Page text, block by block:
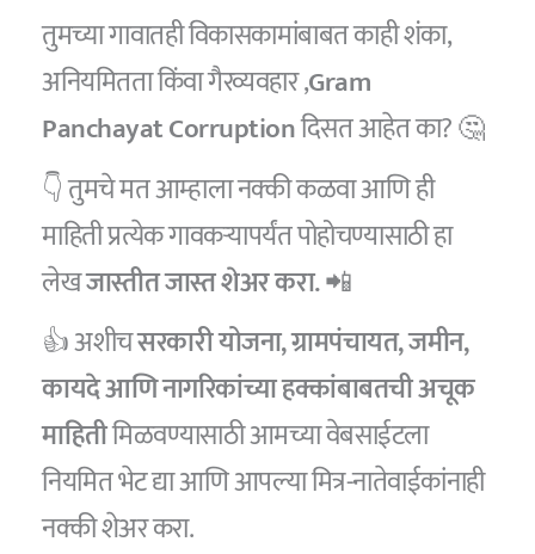
तुमच्या गावातही विकासकामांबाबत काही शंका,
अनियमितता किंवा गैरव्यवहार ,Gram
Panchayat Corruptionदिसत आहेत का? 🤔
👇 तुमचे मत आम्हाला नक्की कळवा आणि ही
माहिती प्रत्येक गावकऱ्यापर्यंत पोहोचण्यासाठी हा
लेखजास्तीत जास्त शेअर करा.📲
👍 अशीचसरकारी योजना, ग्रामपंचायत, जमीन,
कायदे आणि नागरिकांच्या हक्कांबाबतची अचूक
माहितीमिळवण्यासाठी आमच्या वेबसाईटला
नियमित भेट द्या आणि आपल्या मित्र-नातेवाईकांनाही
नक्की शेअर करा.